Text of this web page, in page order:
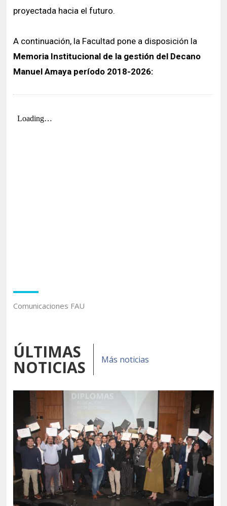
proyectada hacia el futuro.
A continuación, la Facultad pone a disposición la
Memoria Institucional de la gestión del Decano
Manuel Amaya período 2018-2026:
Comunicaciones FAU
ÚLTIMAS
NOTICIAS Más noticias